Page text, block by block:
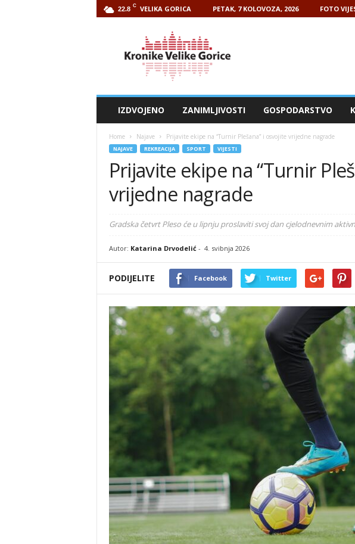
22.8 C VELIKA GORICA PETAK, 7 KOLOVOZA, 2026 FOTO
IZDVOJENO ZANIMLJIVOSTI GOSPODARSTVO
Home Najave Prijavite ekipe na “Turnir Plešana” i osvojite vrijedne nagrade
NAJAVE REKREACIJA SPORT VIJESTI
Prijavite ekipe na “Turnir
vrijedne nagrade
Gradska četvrt Pleso će u lipnju proslaviti svoj dan cjelodnevnim
Autor: Katarina Drvodelić- 4. svibnja 2026
PODIJELITE Facebook Twitter